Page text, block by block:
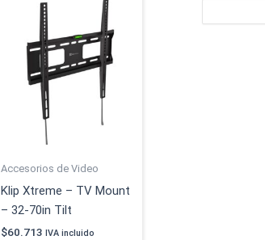
Accesorios de Video
Klip Xtreme – TV Mount
– 32-70in Tilt
$60.713 IVA incluido